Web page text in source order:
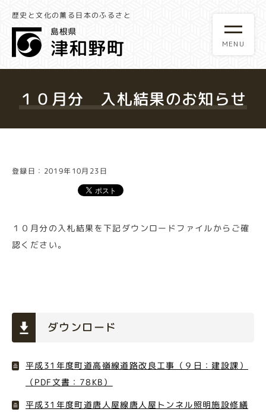
歴史と文化の薫る日本のふるさと
１０月分 入札結果のお知らせ
登録日：2019年10月23日
１０月分の入札結果を下記ダウンロードファイルからご確
認ください。
ダウンロード
平成31年度町道高嶺線道路改良工事（９日：建設課）
（PDF文書：78KB）
平成31年度町道唐人屋線唐人屋トンネル照明施設修繕